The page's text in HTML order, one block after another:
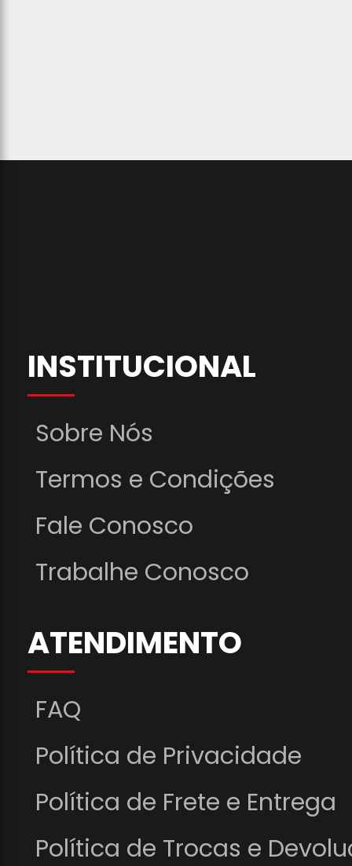
INSTITUCIONAL
Sobre Nós
Termos e Condições
Fale Conosco
Trabalhe Conosco
ATENDIMENTO
FAQ
Política de Privacidade
Política de Frete e Entrega
Política de Trocas e